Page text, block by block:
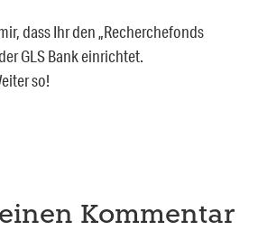
dass Ihr den „Recherchefonds
GLS Bank einrichtet.
so!
Kommentar